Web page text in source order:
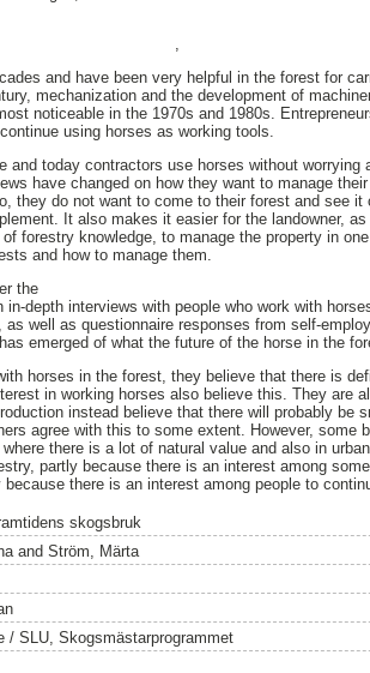
,
and have been very helpful in the forest for
mechanization and the development of
noticeable in the 1970s and 1980s.
using horses as working tools.
and today contractors use horses without worrying
have changed on how they want to manage
they do not want to come to their forest and see
It also makes it easier for the landowner,
forestry knowledge, to manage the property in
and how to manage them.
the
depth interviews with people who work with
well as questionnaire responses from self-
emerged of what the future of the horse in the
horses in the forest, they believe that there is
in working horses also believe this. They are
instead believe that there will probably be
agree with this to some extent. However, some
there is a lot of natural value and also in
partly because there is an interest among
there is an interest among people to
skogsbruk
and Ström, Märta
/ SLU, Skogsmästarprogrammet